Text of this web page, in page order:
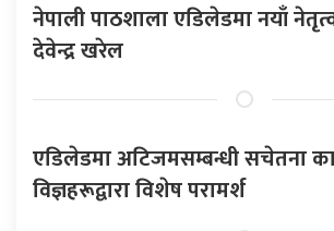
नेपाली पाठशाला एडिलेडमा नयाँ
देवेन्द्र खरेल
एडिलेडमा अटिजमसम्बन्धी सचेतना
विज्ञहरूद्वारा विशेष परामर्श